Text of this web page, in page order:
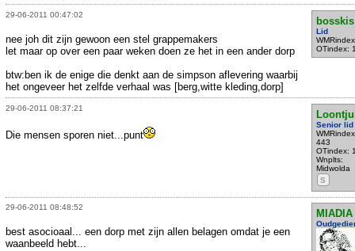
29-06-2011 00:47:02
bosskis
Lid
OTindex:
nee joh dit zijn gewoon een stel grappemakers
let maar op over een paar weken doen ze het in een ander dorp
btw:ben ik de enige die denkt aan de simpson aflevering waarbij
het ongeveer het zelfde verhaal was [berg,witte kleding,dorp]
29-06-2011 08:37:21
Senior lid
443
OTindex:
Wnplts:
Midwolda
S
Die mensen sporen niet...punt
29-06-2011 08:48:52
MIADIA
best asocioaal... een dorp met zijn allen belagen omdat je een
waanbeeld hebt...